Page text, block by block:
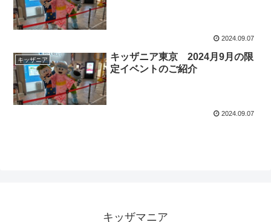
2024.09.07
キッザニア
キッザニア東京 2024月9月の限
定イベントのご紹介
2024.09.07
キッザマニア